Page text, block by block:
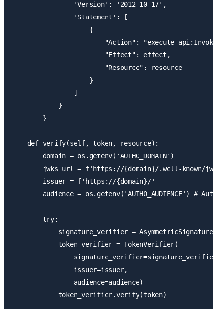
                'Version': '2012-10-17',
                'Statement': [
                    {
"Action": "execute-
                        "Effect": effect,
                        "Resource": resource
                    }
                ]
            }
        }
    def verify(self, token, resource):
        domain = os.getenv('AUTH0_DOMAIN')
jwks_url = f'https://{domain}/.well-known/
        issuer = f'https://{domain}/'
audience = os.getenv('AUTH0_AUDIENCE') #
        try:
signature_verifier =
            token_verifier = TokenVerifier(
                issuer=issuer,
                audience=audience)
            token_verifier.verify(token)